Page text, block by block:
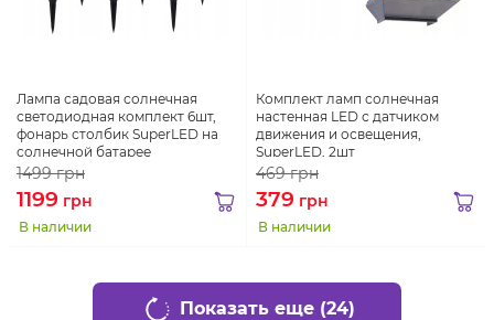
Лампа садовая солнечная
светодиодная комплект 6шт,
фонарь столбик SuperLED на
солнечной батарее
1499грн
1199 грн
В наличии
Комплект ламп солнечная
настенная LED с датчиком
движения и освещения,
SuperLED, 2шт
469грн
379 грн
В наличии
Показать еще (24)